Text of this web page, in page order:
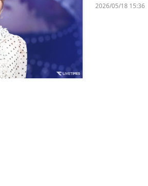
2026/05/18 15:36